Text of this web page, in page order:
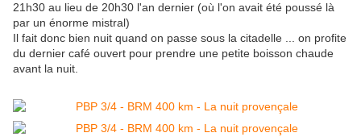
21h30 au lieu de 20h30 l'an dernier (où l'on avait été poussé là
par un énorme mistral)
Il fait donc bien nuit quand on passe sous la citadelle ... on profite
du dernier café ouvert pour prendre une petite boisson chaude
avant la nuit.